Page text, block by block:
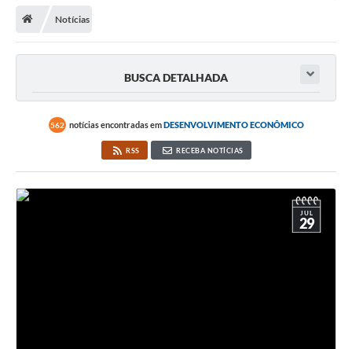
Notícias
BUSCA DETALHADA
562 notícias encontradas emDESENVOLVIMENTO ECONÔMICO
RSS RECEBA NOTÍCIAS
JUL
29